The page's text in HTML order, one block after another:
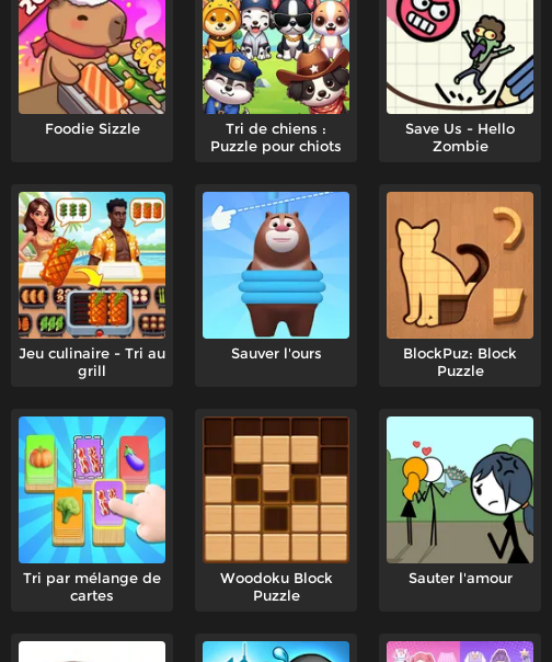
Foodie Sizzle
Tri de chiens :
Puzzle pour chiots
Save Us - Hello
Zombie
Jeu culinaire - Tri au
grill
Sauver l'ours
BlockPuz: Block
Puzzle
Tri par mélange de
cartes
Woodoku Block
Puzzle
Sauter l'amour